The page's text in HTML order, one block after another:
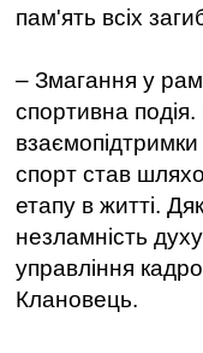
пам'ять всіх
– Змагання у
спортивна
спорт став
етапу в житті.
незламність
управління
Клановець.